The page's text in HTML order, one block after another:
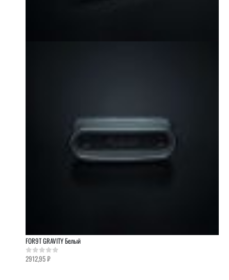
FOR9T GRAVITY Белый
0out of 5
2912,95₽